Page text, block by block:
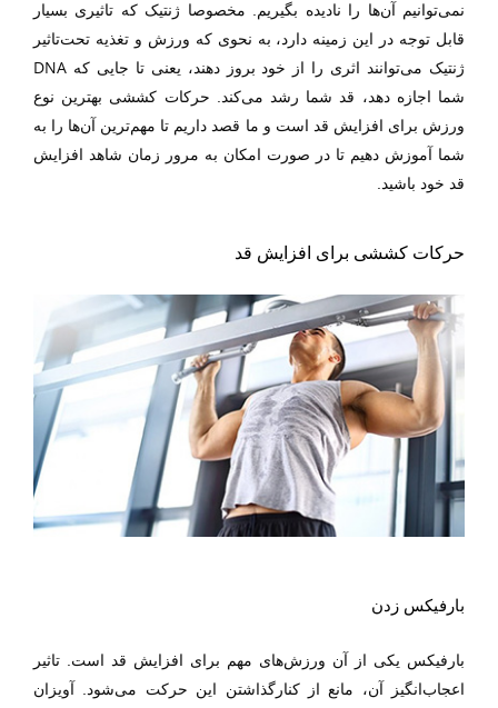
نمی‌توانیم آن‌ها را نادیده بگیریم. مخصوصا ژنتیک که تاثیری بسیار
قابل توجه در این زمینه دارد، به نحوی که ورزش و تغذیه تحت‌تاثیر
ژنتیک می‌توانند اثری را از خود بروز دهند، یعنی تا جایی که DNA
شما اجازه دهد، قد شما رشد می‌کند. حرکات کششی بهترین نوع
ورزش برای افزایش قد است و ما قصد داریم تا مهم‌ترین آن‌ها را به
شما آموزش دهیم تا در صورت امکان به مرور زمان شاهد افزایش
قد خود باشید.
حرکات کششی برای افزایش قد
بارفیکس زدن
بارفیکس یکی از آن ورزش‌های مهم برای افزایش قد است. تاثیر
اعجاب‌انگیز آن، مانع از کنارگذاشتن این حرکت می‌شود. آویزان